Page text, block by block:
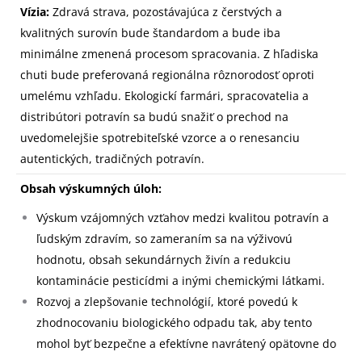
Vízia: Zdravá strava, pozostávajúca z čerstvých a
kvalitných surovín bude štandardom a bude iba
minimálne zmenená procesom spracovania. Z hľadiska
chuti bude preferovaná regionálna rôznorodosť oproti
umelému vzhľadu. Ekologickí farmári, spracovatelia a
distribútori potravín sa budú snažiť o prechod na
uvedomelejšie spotrebiteľské vzorce a o renesanciu
autentických, tradičných potravín.
Obsah výskumných úloh:
Výskum vzájomných vzťahov medzi kvalitou potravín a
ľudským zdravím, so zameraním sa na výživovú
hodnotu, obsah sekundárnych živín a redukciu
kontaminácie pesticídmi a inými chemickými látkami.
Rozvoj a zlepšovanie technológií, ktoré povedú k
zhodnocovaniu biologického odpadu tak, aby tento
mohol byť bezpečne a efektívne navrátený opätovne do